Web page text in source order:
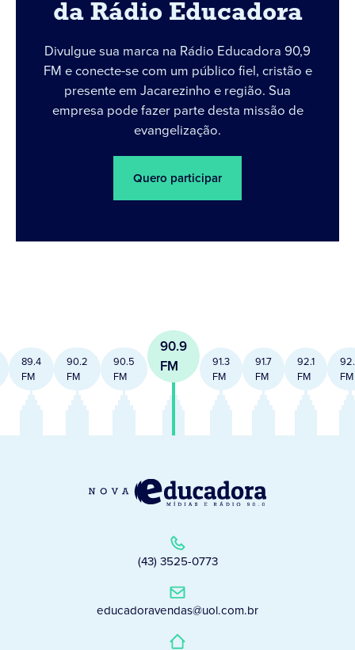
da Rádio Educadora
Divulgue sua marca na Rádio Educadora 90,9
FM e conecte-se com um público fiel, cristão e
presente em Jacarezinho e região. Sua
empresa pode fazer parte desta missão de
evangelização.
Quero participar
89.4
FM
90.2
FM
90.5
FM
90.9
FM
91.3
FM
91.7
FM
92.1
FM
FM
(43) 3525-0773
educadoravendas@uol.com.br